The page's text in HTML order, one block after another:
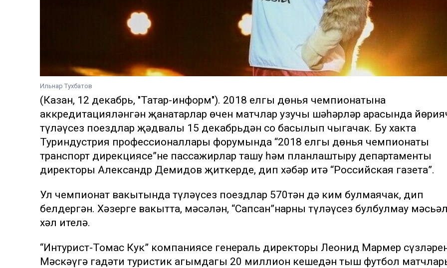
Ильнар Тухбатов
(Казан, 12 декабрь, "Татар-информ"). 2018 елгы дөнья чемпионатына
аккредитацияләнгән җанатарлар өчен матчлар узучы шәһәрләр арасында
түләүсез поездлар җәдвалы 15 декабрьдән соң басылып чыгачак. Бу хакта
Туриндустрия профессионаллары форумында “2018 елгы дөнья чемпионаты
транспорт дирекциясе”нең пассажирлар ташу һәм планлаштыру департаменты
директоры Александр Демидов җиткерде, дип хәбәр итә “Российская газета”.
Ул чемпионат вакытында түләүсез поездлар 570тән дә ким булмаячак, дип
белдергән. Хәзерге вакытта, мәсәлән, “Сапсан”нарның түләүсез булбулмау
хәл ителә.
“Интурист-Томас Кук” компаниясе генераль директоры Леонид Мармер
Мәскәүгә гадәти туристик агымдагы 20 миллион кешедән тыш футбол